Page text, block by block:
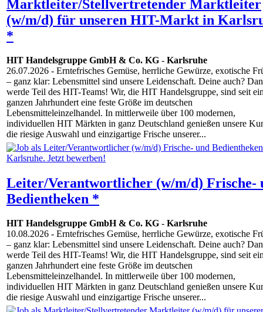
Marktleiter/Stellvertretender Marktleiter
(w/m/d) für unseren HIT-Markt in
*
HIT Handelsgruppe GmbH & Co. KG - Karlsruhe
26.07.2026 - Erntefrisches Gemüse, herrliche Gewürze, exotische
– ganz klar: Lebensmittel sind unsere Leidenschaft. Deine auch?
werde Teil des HIT-Teams! Wir, die HIT Handelsgruppe, sind seit
ganzen Jahrhundert eine feste Größe im deutschen
Lebensmitteleinzelhandel. In mittlerweile über 100 modernen,
individuellen HIT Märkten in ganz Deutschland genießen unsere
die riesige Auswahl und einzigartige Frische unserer...
Leiter/Verantwortlicher (w/m/d) Frische-
Bedientheken *
HIT Handelsgruppe GmbH & Co. KG - Karlsruhe
10.08.2026 - Erntefrisches Gemüse, herrliche Gewürze, exotische
– ganz klar: Lebensmittel sind unsere Leidenschaft. Deine auch?
werde Teil des HIT-Teams! Wir, die HIT Handelsgruppe, sind seit
ganzen Jahrhundert eine feste Größe im deutschen
Lebensmitteleinzelhandel. In mittlerweile über 100 modernen,
individuellen HIT Märkten in ganz Deutschland genießen unsere
die riesige Auswahl und einzigartige Frische unserer...